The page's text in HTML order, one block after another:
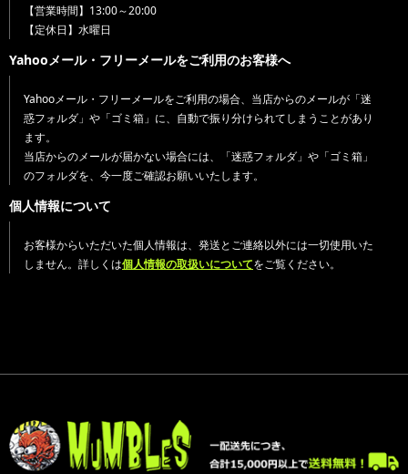
【営業時間】13:00～20:00
【定休日】水曜日
Yahooメール・フリーメールをご利用のお客様へ
Yahooメール・フリーメールをご利用の場合、当店からのメールが「迷
惑フォルダ」や「ゴミ箱」に、自動で振り分けられてしまうことがあり
ます。
当店からのメールが届かない場合には、「迷惑フォルダ」や「ゴミ箱」
のフォルダを、今一度ご確認お願いいたします。
個人情報について
お客様からいただいた個人情報は、発送とご連絡以外には一切使用いた
しません。詳しくは個人情報の取扱いについてをご覧ください。